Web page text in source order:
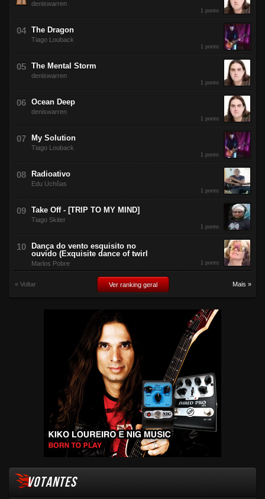
deniswarren
1 ponto
The Dragon
Tiago Louback
1 ponto
The Mental Storm
deniswarren
1 ponto
Ocean Deep
deniswarren
1 ponto
My Solution
Tiago Louback
1 ponto
Radioativo
Edu Uchôas
1 ponto
Take Off - [TRIP TO MY MIND]
Tiago Skiter
1 ponto
Dança do vento esquisito no
ouvido (Exquisite dance of twirl
Marlos Pobre 1 ponto
« Voltar Ver ranking geral Mais »
VOTANTES